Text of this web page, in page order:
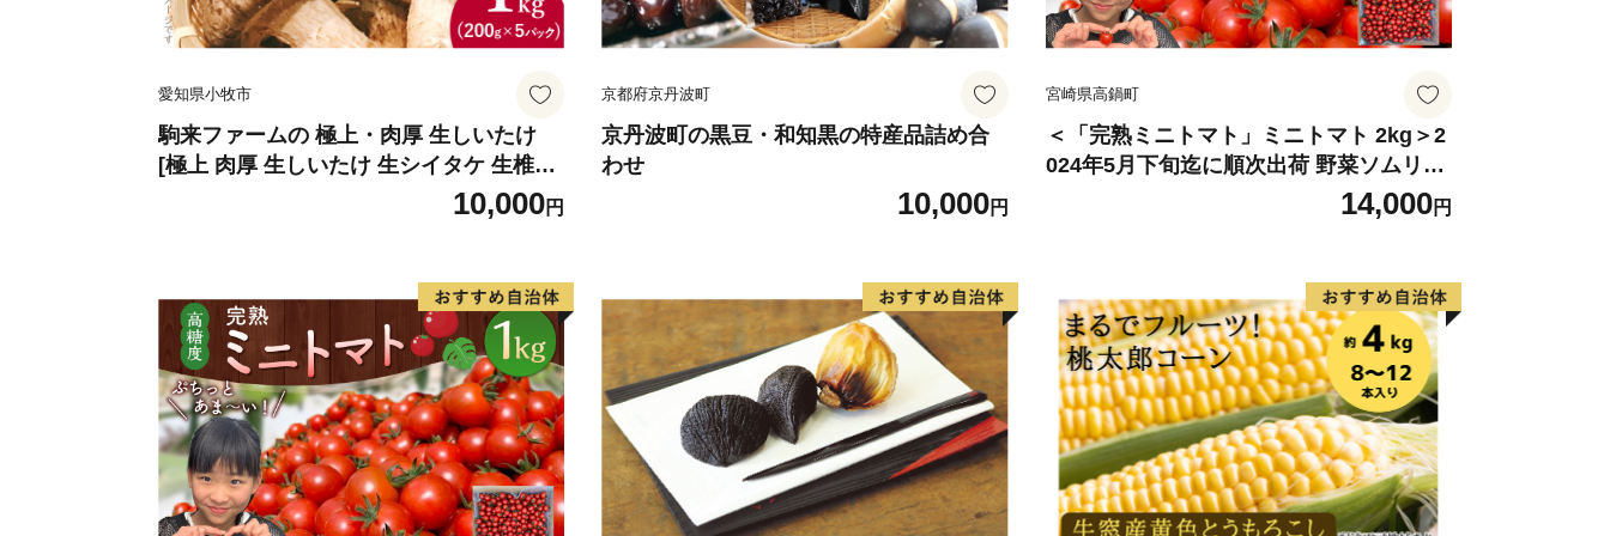
愛知県小牧市
駒来ファームの 極上・肉厚 生しいたけ
[極上 肉厚 生しいたけ 生シイタケ 生椎茸
安心 安全 国産 採れたて 新鮮 きのこ 野
10,000円
京都府京丹波町
京丹波町の黒豆・和知黒の特産品詰め合
わせ
10,000円
宮崎県高鍋町
＜「完熟ミニトマト」ミニトマト 2kg＞2
024年5月下旬迄に順次出荷 野菜ソムリエ
サミット アルル・リリカ共に銀賞受
賞！！(2023年11月開催)1回食べてみらん
14,000円